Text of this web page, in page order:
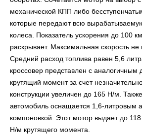
механической КПП либо
которые передают всю
колеса. Показатель ускорения до 100
раскрывает. Максимальная скорость не
Средний расход топлива равен 5,6
кроссовер представлен с аналогичным
крутящий момент за счет
конструкции увеличен до 165 Н/м.
автомобиль оснащается 1,6-литровым
компоновкой. Этот мотор выдает до
Н/м крутящего момента.